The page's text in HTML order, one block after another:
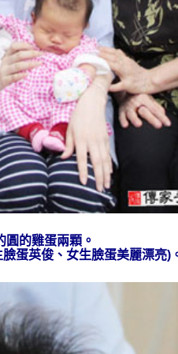
圓的雞蛋兩顆。
蛋英俊、女生臉蛋美麗漂亮)